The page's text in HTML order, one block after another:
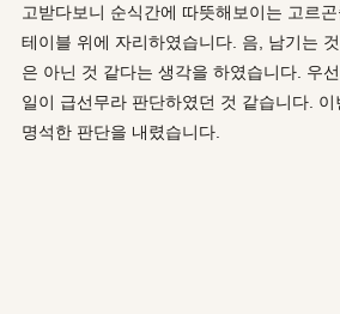
고받다보니 순식간에 따뜻해보이는 고르
테이블 위에 자리하였습니다. 음, 남기는
은 아닌 것 같다는 생각을 하였습니다. 우
일이 급선무라 판단하였던 것 같습니다.
명석한 판단을 내렸습니다.